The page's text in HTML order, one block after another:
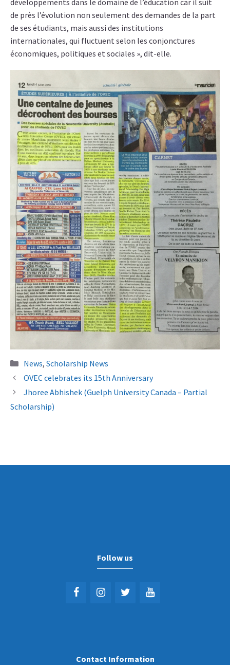
développements dans le domaine de l’éducation car il suit
de près l’évolution non seulement des demandes de la part
de ses étudiants, mais aussi des institutions
internationales, qui fluctuent selon les conjonctures
économiques, politiques et sociales », dit-elle.
Categories
News, Scholarship News
OVEC celebrates its 15th Anniversary
Jhoree Abhishek (Guelph University Canada – Partial
Scholarship)
Follow us
Contact Information